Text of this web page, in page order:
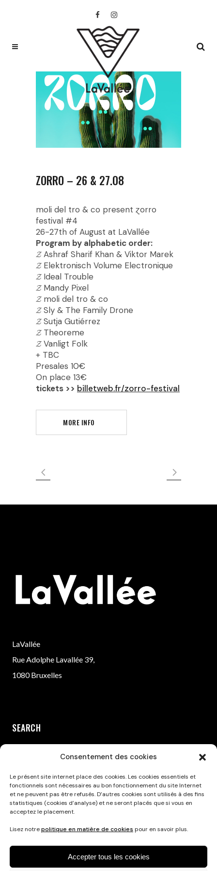
Consentement des cookies
Le présent site internet place des cookies. Les cookies essentiels et
fonctionnels sont nécessaires au bon fonctionnement du site Internet
et ne peuvent pas être refusés. D’autres cookies sont utilisés à des fins
statistiques (cookies d’analyse) et ne seront placés que si vous en
acceptez le placement.
Lisez notrepolitique en matière de cookies pour en savoir plus.
Accepter tous les cookies
ZORRO – 26 & 27.08
moli del tro & co present ɀorro
festival #4
26-27th of August at LaVallée
Program by alphabetic order:
𝓩 Ashraf Sharif Khan & Viktor Marek
𝓩 Elektronisch Volume Electronique
𝓩 Ideal Trouble
𝓩 Mandy Pixel
𝓩 moli del tro & co
𝓩 Sly & The Family Drone
𝓩 Sutja Gutiérrez
𝓩 Theoreme
𝓩 Vanligt Folk
+ TBC
Presales 10€
On place 13€
tickets >> billetweb.fr/zorro-festival
MORE INFO
LaVallée
Rue Adolphe Lavallée 39,
1080 Bruxelles
SEARCH